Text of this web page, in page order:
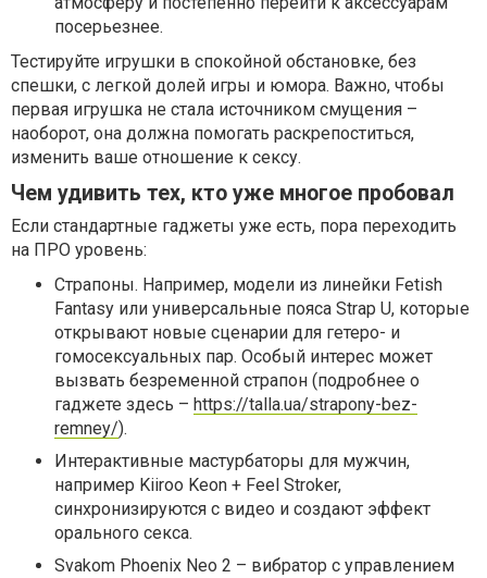
посерьезнее.
Тестируйте игрушки в спокойной обстановке, без
спешки, с легкой долей игры и юмора. Важно, чтобы
первая игрушка не стала источником смущения –
наоборот, она должна помогать раскрепоститься,
изменить ваше отношение к сексу.
Чем удивить тех, кто уже многое пробовал
Если стандартные гаджеты уже есть, пора переходить
на ПРО уровень:
Страпоны. Например, модели из линейки Fetish
Fantasy или универсальные пояса Strap U, которые
открывают новые сценарии для гетеро- и
гомосексуальных пар. Особый интерес может
вызвать безременной страпон (подробнее о
гаджете здесь – https://talla.ua/strapony-bez-
remney/).
Интерактивные мастурбаторы для мужчин,
например Kiiroo Keon + Feel Stroker,
синхронизируются с видео и создают эффект
орального секса.
Svakom Phoenix Neo 2 – вибратор с управлением